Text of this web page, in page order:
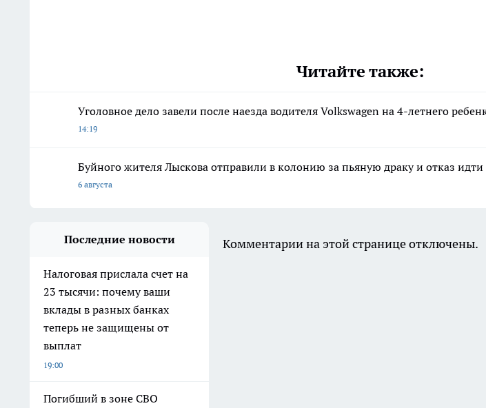
Читайте также:
Уголовное дело завели после наезда водителя Volkswagen на 4-летнего
14:19
Буйного жителя Лыскова отправили в колонию за пьяную драку и отказ
6 августа
Последние новости
Налоговая прислала счет на
23 тысячи: почему ваши
вклады в разных банках
теперь не защищены от
выплат
19:00
Погибший в зоне СВО
Комментарии на этой странице отключены.